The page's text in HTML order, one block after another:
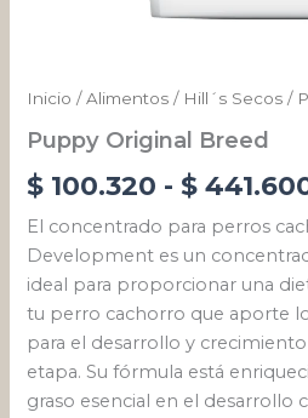
Inicio /Alimentos / Hill´s Secos /
Puppy Original Breed
$ 100.320 - $
El concentrado para perros
Development es un
ideal para proporcionar una
tu perro cachorro que aporte
para el desarrollo y
etapa. Su fórmula está
graso esencial en el desarrollo